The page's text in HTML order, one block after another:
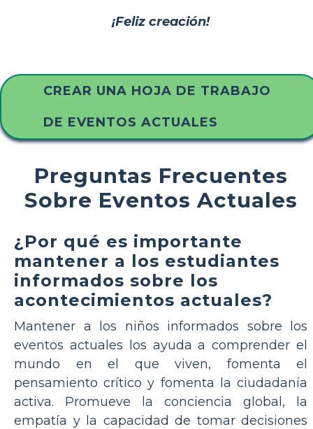
¡Feliz creación!
CREAR UNA HOJA DE TRABAJO
DE EVENTOS ACTUALES
Preguntas Frecuentes
Sobre Eventos Actuales
¿Por qué es importante
mantener a los estudiantes
informados sobre los
acontecimientos actuales?
Mantener a los niños informados sobre los
eventos actuales los ayuda a comprender el
mundo en el que viven, fomenta el
pensamiento crítico y fomenta la ciudadanía
activa. Promueve la conciencia global, la
empatía y la capacidad de tomar decisiones